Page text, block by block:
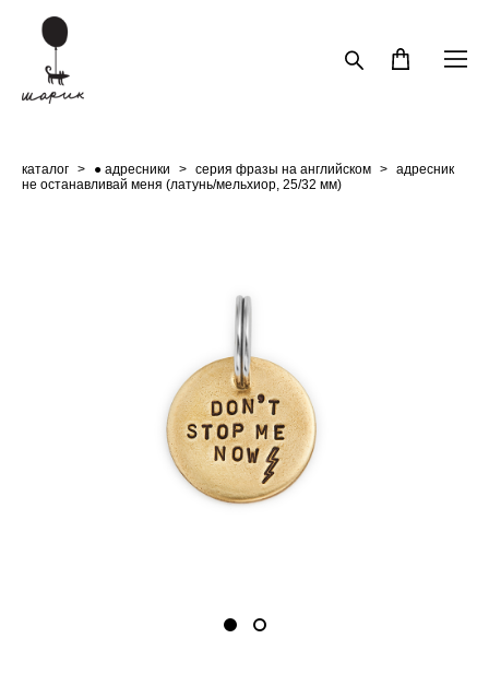
каталог > ● адресники > серия фразы на английском > адресник
не останавливай меня (латунь/мельхиор, 25/32 мм)